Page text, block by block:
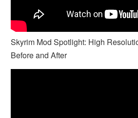
Skyrim Mod Spotlight: High
Before and After